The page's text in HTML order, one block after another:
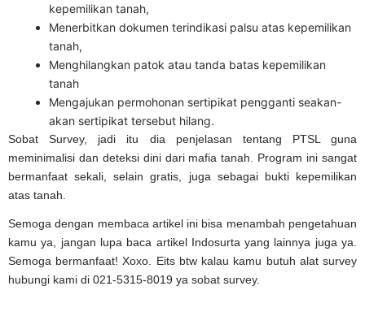
kepemilikan tanah,
Menerbitkan dokumen terindikasi palsu atas kepemilikan
tanah,
Menghilangkan patok atau tanda batas kepemilikan
tanah
Mengajukan permohonan sertipikat pengganti seakan-
akan sertipikat tersebut hilang.
Sobat Survey, jadi itu dia penjelasan tentang PTSL guna
meminimalisi dan deteksi dini dari mafia tanah. Program ini sangat
bermanfaat sekali, selain gratis, juga sebagai bukti kepemilikan
atas tanah.
Semoga dengan membaca artikel ini bisa menambah pengetahuan
kamu ya, jangan lupa baca artikel Indosurta yang lainnya juga ya.
Semoga bermanfaat! Xoxo. Eits btw kalau kamu butuh alat survey
hubungi kami di 021-5315-8019 ya sobat survey.